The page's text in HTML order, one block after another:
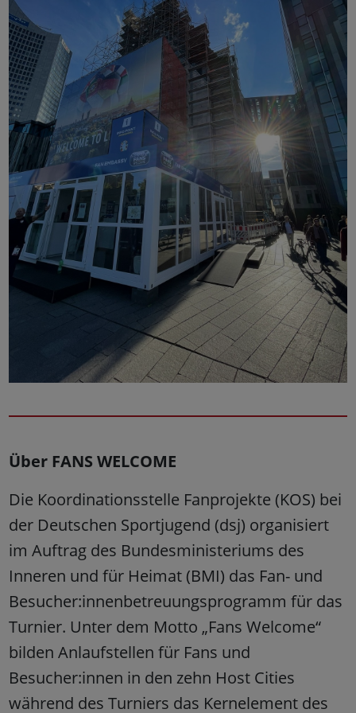
Über FANS WELCOME
Die Koordinationsstelle Fanprojekte (KOS) bei
der Deutschen Sportjugend (dsj) organisiert
im Auftrag des Bundesministeriums des
Inneren und für Heimat (BMI) das Fan- und
Besucher:innenbetreuungsprogramm für das
Turnier. Unter dem Motto „Fans Welcome“
bilden Anlaufstellen für Fans und
Besucher:innen in den zehn Host Cities
während des Turniers das Kernelement des